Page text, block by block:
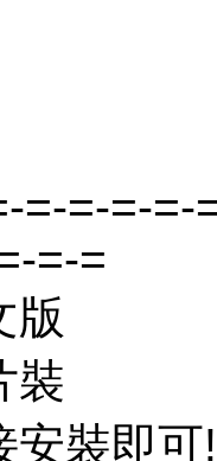
=-=-=-
=-=
版
裝
安裝即可!